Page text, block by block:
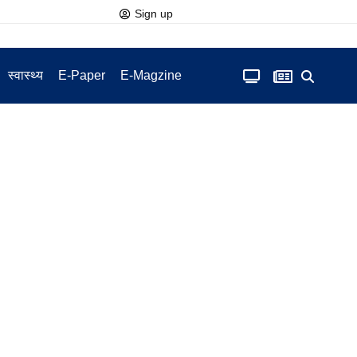
Sign up
स्वास्थ्य E-Paper E-Magzine